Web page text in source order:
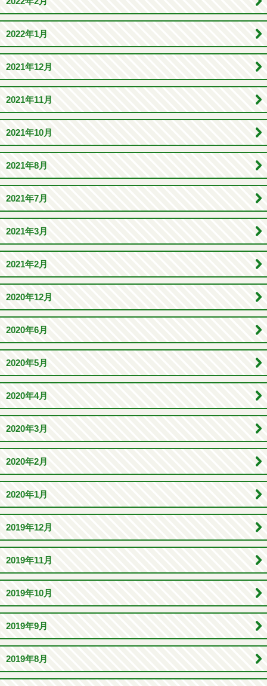
2022年1月
2021年12月
2021年11月
2021年10月
2021年8月
2021年7月
2021年3月
2021年2月
2020年12月
2020年6月
2020年5月
2020年4月
2020年3月
2020年2月
2020年1月
2019年12月
2019年11月
2019年10月
2019年9月
2019年8月